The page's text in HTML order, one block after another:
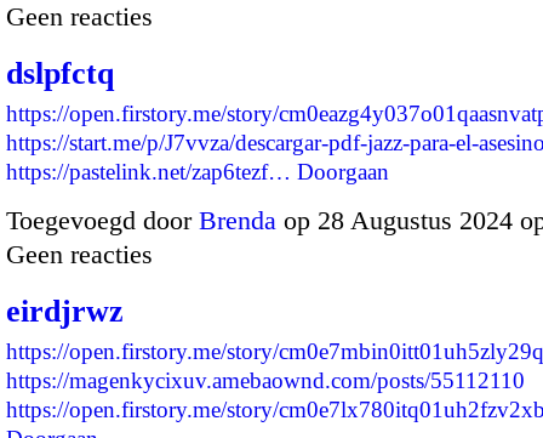
Geen reacties
dslpfctq
https://open.firstory.me/story/
https://start.me/p/J7vvza/descargar-pdf-jazz-para-el-
https://pastelink.net/zap6tezf… Doorgaan
Toegevoegd door Brenda op 28 Augustus 2024
Geen reacties
eirdjrwz
https://open.firstory.me/story/
https://magenkycixuv.amebaownd.com/posts/55112110
https://open.firstory.me/story/